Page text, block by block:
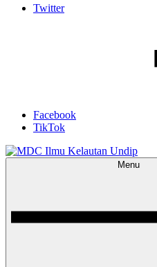
Twitter
Facebook
TikTok
Menu